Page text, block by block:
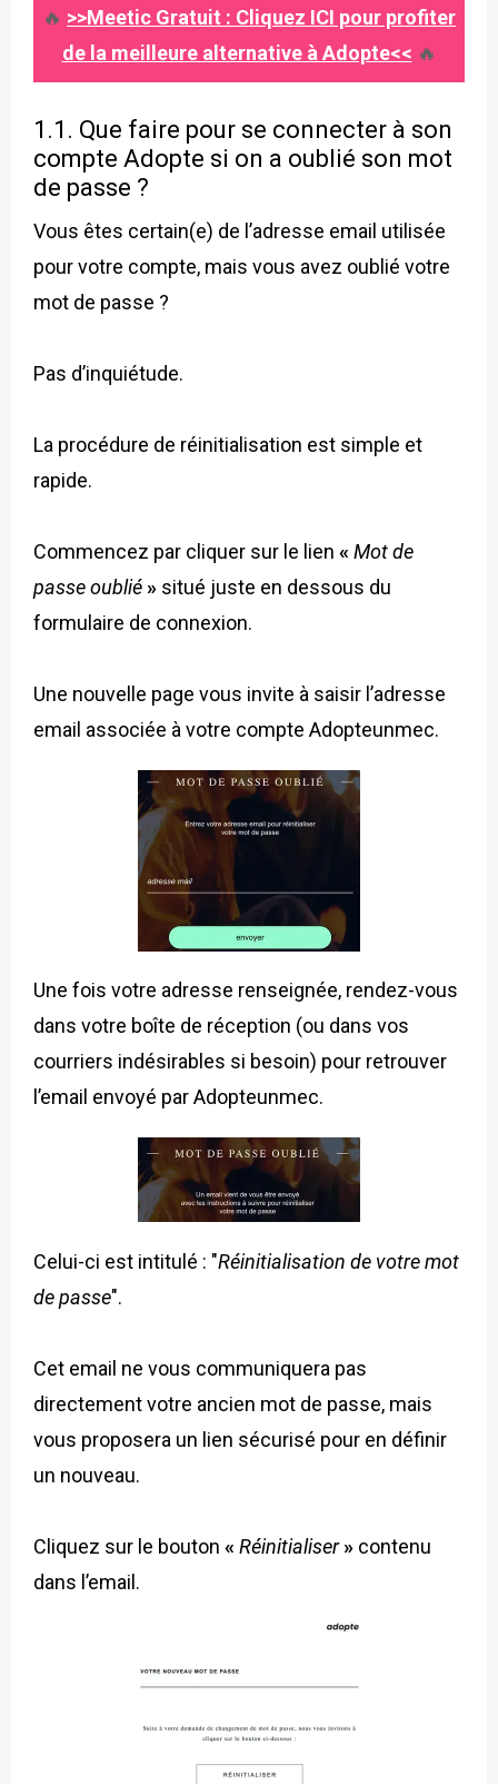
🔥 >>Meetic Gratuit : Cliquez ICI pour profiter
de la meilleure alternative à Adopte<< 🔥
1.1. Que faire pour se connecter à son
compte Adopte si on a oublié son mot
de passe ?
Vous êtes certain(e) de l’adresse email utilisée
pour votre compte, mais vous avez oublié votre
mot de passe ?
Pas d’inquiétude.
La procédure de réinitialisation est simple et
rapide.
Commencez par cliquer sur le lien « Mot de
passe oublié » situé juste en dessous du
formulaire de connexion.
Une nouvelle page vous invite à saisir l’adresse
email associée à votre compte Adopteunmec.
Une fois votre adresse renseignée, rendez-vous
dans votre boîte de réception (ou dans vos
courriers indésirables si besoin) pour retrouver
l’email envoyé par Adopteunmec.
Celui-ci est intitulé : "Réinitialisation de votre mot
de passe".
Cet email ne vous communiquera pas
directement votre ancien mot de passe, mais
vous proposera un lien sécurisé pour en définir
un nouveau.
Cliquez sur le bouton « Réinitialiser» contenu
dans l’email.